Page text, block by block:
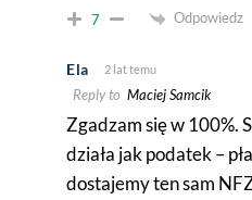
7 Odpowiedz
Ela 2 lat temu
Reply to Maciej Samcik
Zgadzam się w 100%.
działa jak podatek –
dostajemy ten sam